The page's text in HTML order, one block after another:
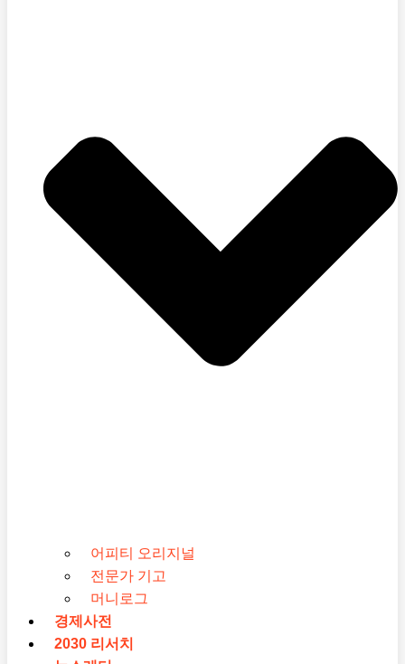
어피티 오리지널
전문가 기고
머니로그
경제사전
2030 리서치